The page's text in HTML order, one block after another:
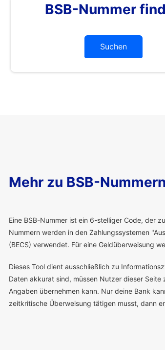
BSB-Nummer
Suchen
Mehr zu BSB-Nummern
Eine BSB-Nummer ist ein 6-stelliger Code, der
Nummern werden in den Zahlungssystemen
(BECS) verwendet. Für eine Geldüberweisung
Dieses Tool dient ausschließlich zu
Daten akkurat sind, müssen Nutzer dieser
Angaben übernehmen kann. Nur deine Bank
zeitkritische Überweisung tätigen musst, dann